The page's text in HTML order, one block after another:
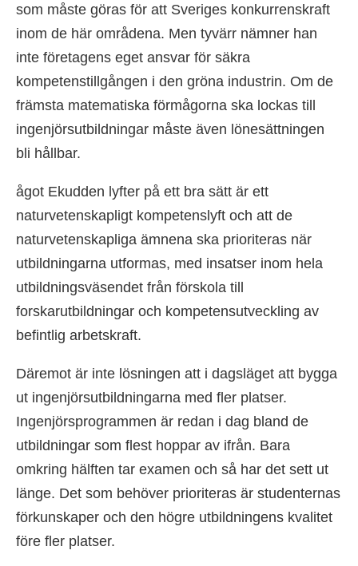
som måste göras för att Sveriges konkurrenskraft
inom de här områdena. Men tyvärr nämner han
inte företagens eget ansvar för säkra
kompetenstillgången i den gröna industrin. Om de
främsta matematiska förmågorna ska lockas till
ingenjörsutbildningar måste även lönesättningen
bli hållbar.
ågot Ekudden lyfter på ett bra sätt är ett
naturvetenskapligt kompetenslyft och att de
naturvetenskapliga ämnena ska prioriteras när
utbildningarna utformas, med insatser inom hela
utbildningsväsendet från förskola till
forskarutbildningar och kompetensutveckling av
befintlig arbetskraft.
Däremot är inte lösningen att i dagsläget att bygga
ut ingenjörsutbildningarna med fler platser.
Ingenjörsprogrammen är redan i dag bland de
utbildningar som flest hoppar av ifrån. Bara
omkring hälften tar examen och så har det sett ut
länge. Det som behöver prioriteras är studenternas
förkunskaper och den högre utbildningens kvalitet
före fler platser.